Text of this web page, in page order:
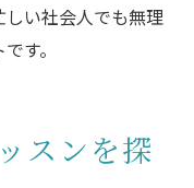
い社会人でも無理
す。
スンを探